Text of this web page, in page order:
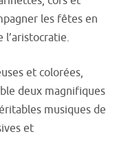
les fêtes en
l’aristocratie.
et colorées,
deux magnifiques
musiques de
et